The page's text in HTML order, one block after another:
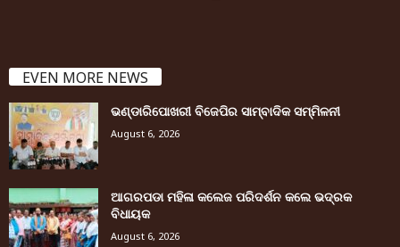
EVEN MORE NEWS
ଭଣ୍ଡାରିପୋଖରୀ ବିଜେପିର ସାମ୍ବାଦିକ ସମ୍ମିଳନୀ
August 6, 2026
ଆଗରପଡା ମହିଳା କଲେଜ ପରିଦର୍ଶନ କଲେ ଭଦ୍ରକ
ବିଧାୟକ
August 6, 2026